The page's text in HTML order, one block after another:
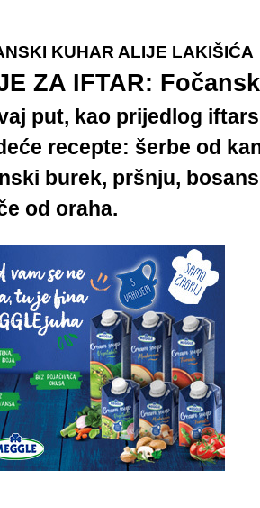
KUHAR ALIJE LAKIŠIĆA
ZA IFTAR:
put, kao prijedlog
recepte: šerbe od
burek, pršnju,
od oraha.